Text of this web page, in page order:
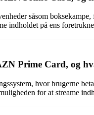
såsom
indholdet på ens
Prime Card, og
hvor brugerne
for at streame